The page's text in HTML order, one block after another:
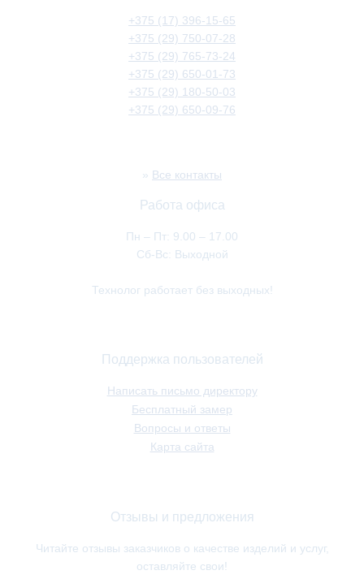
+375 (17) 396-15-65
+375 (29) 750-07-28
+375 (29) 765-73-24
+375 (29) 650-01-73
+375 (29) 180-50-03
+375 (29) 650-09-76
» Все контакты
Работа офиса
Пн – Пт: 9.00 – 17.00
Сб-Вс: Выходной
Технолог работает без выходных!
Поддержка пользователей
Написать письмо директору
Бесплатный замер
Вопросы и ответы
Карта сайта
Отзывы и предложения
Читайте отзывы заказчиков о качестве изделий и услуг,
оставляйте свои!